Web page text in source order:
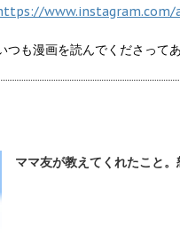
つも漫画を読んでくださって
ママ友が教えてくれたこと